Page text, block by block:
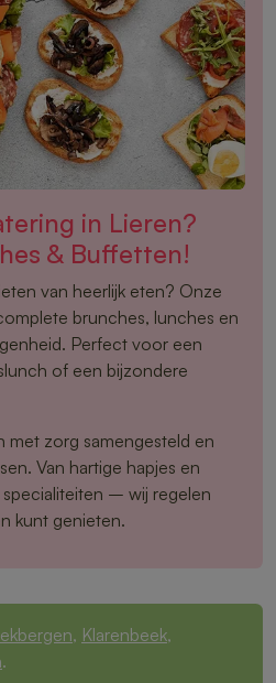
in Lieren?
& Buffetten!
van heerlijk eten? Onze
brunches, lunches en
Perfect voor een
of een bijzondere
zorg samengesteld en
Van hartige hapjes en
– wij regelen
kunt genieten.
, Klarenbeek,
.